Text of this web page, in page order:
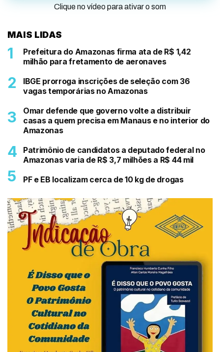
Clique no vídeo para ativar o som
MAIS LIDAS
Prefeitura do Amazonas firma ata de R$ 1,42
milhão para fretamento de aeronaves
IBGE prorroga inscrições de seleção com 36
vagas temporárias no Amazonas
Omar defende que governo volte a distribuir
casas a quem precisa em Manaus e no interior do
Amazonas
Patrimônio de candidatos a deputado federal no
Amazonas varia de R$ 3,7 milhões a R$ 44 mil
PF e EB localizam cerca de 10 kg de drogas